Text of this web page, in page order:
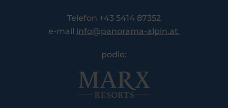
Telefon +43 5414 87352
e-mail info@panorama-alpin.at
podle: